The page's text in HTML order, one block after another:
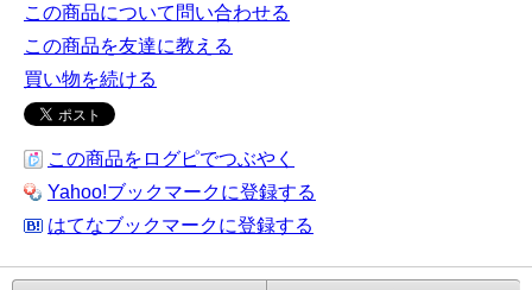
この商品について問い合わせる
この商品を友達に教える
買い物を続ける
この商品をログピでつぶやく
Yahoo!ブックマークに登録する
はてなブックマークに登録する